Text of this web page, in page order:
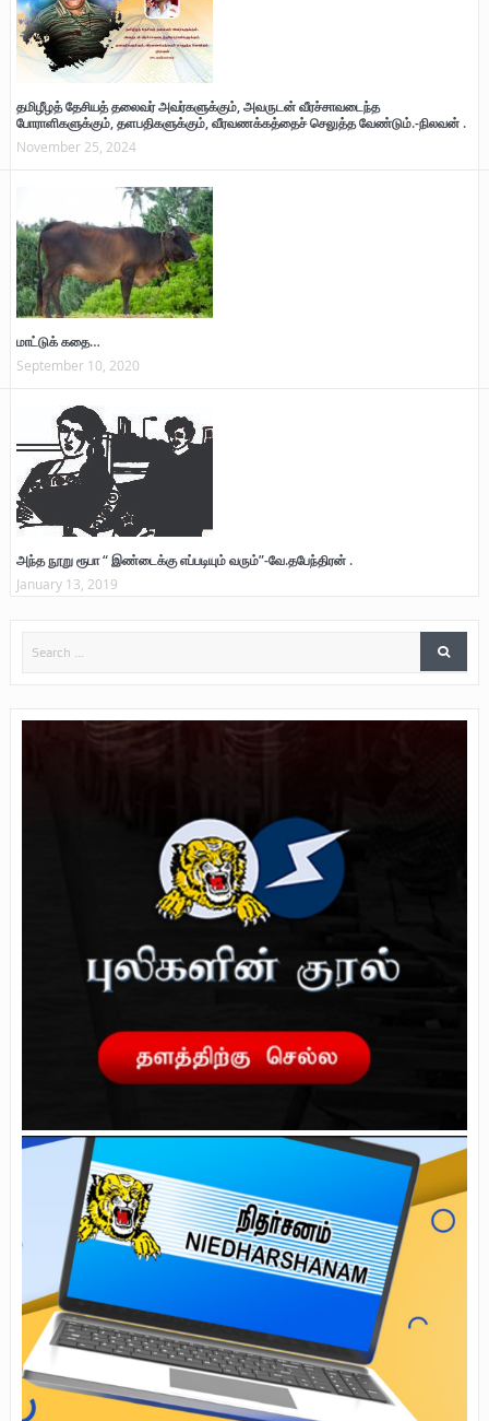
தமிழீழத் தேசியத் தலைவர் அவர்களுக்கும், அவருடன் வீரச்சாவடைந்த
போராளிகளுக்கும், தளபதிகளுக்கும், வீரவணக்கத்தைச் செலுத்த வேண்டும்.-நிலவன் .
November 25, 2024
மாட்டுக் கதை…
September 10, 2020
அந்த நூறு ரூபா “ இண்டைக்கு எப்படியும் வரும்”-வே.தபேந்திரன் .
January 13, 2019